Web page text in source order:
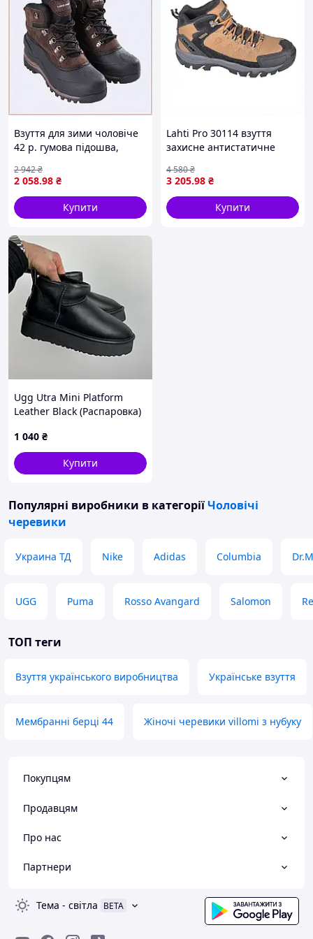
В наявності великий асортимент взуття.
Літо, весна, осінь, зима, починаючи від
шльопанців і закінчуючи зимовими
чоботами.
Пишіть, телефонуйте, відповім на всі
питання.
Взуття для зими чоловіче
42 р. гумова підошва,
2 058.98 ₴
2 942₴
Купити
Lahti Pro 30114 взуття
захисне антистатичне
3 205.98 ₴
4 580₴
Купити
Ugg Utra Mini Platform
Leather Black (Распаровка)
1 040 ₴
Купити
Популярні виробники в категоріїЧоловічі
черевики
Украина ТД Nike Adidas Columbia
UGG Puma Rosso Avangard Salomon
ТОП теги
Взуття українського виробництва Українське взуття
Мембранні берці 44 Жіночі черевики villomi з нубуку
Покупцям
Продавцям
Про нас
Партнери
Тема - світла BETA